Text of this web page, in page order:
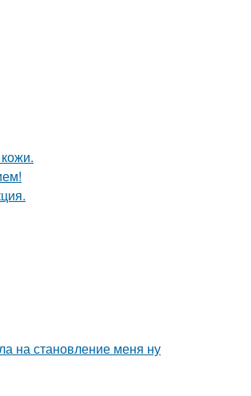
на становление меня ну